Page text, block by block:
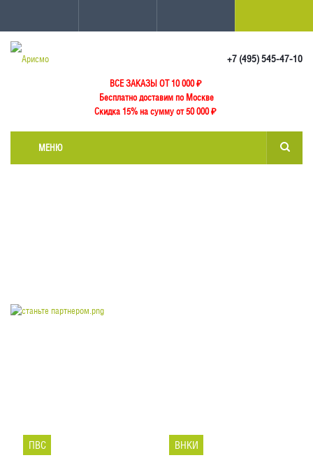
+7 (495) 545-47-10
ВСЕ ЗАКАЗЫ ОТ 10 000₽
Бесплатно доставим по Москве
Скидка 15% на сумму от 50 000 ₽
МЕНЮ
ПВС ВНКИ